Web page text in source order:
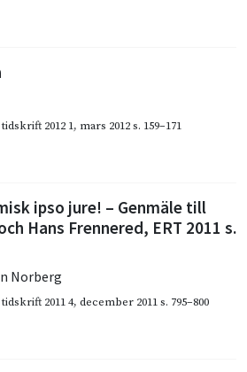
2012 1, mars 2012s. 159–171
ipso jure! – Genmäle till
Hans Frennered, ERT 2011 s.
Norberg
2011 4, december 2011s. 795–800